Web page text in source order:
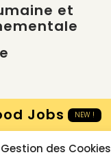
Gestion des Cookies
et
Jobs
NEW !